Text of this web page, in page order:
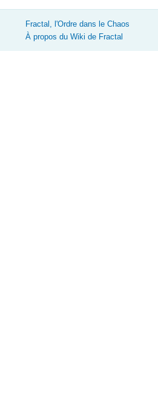
Fractal, l'Ordre dans le Chaos
À propos du Wiki de Fractal